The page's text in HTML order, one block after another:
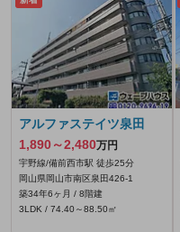
アルファステイツ泉田
1,890～2,480万円
宇野線/備前西市駅 徒歩25分
岡山県岡山市南区泉田426‐1
築34年6ヶ月 / 8階建
3LDK / 74.40～88.50㎡